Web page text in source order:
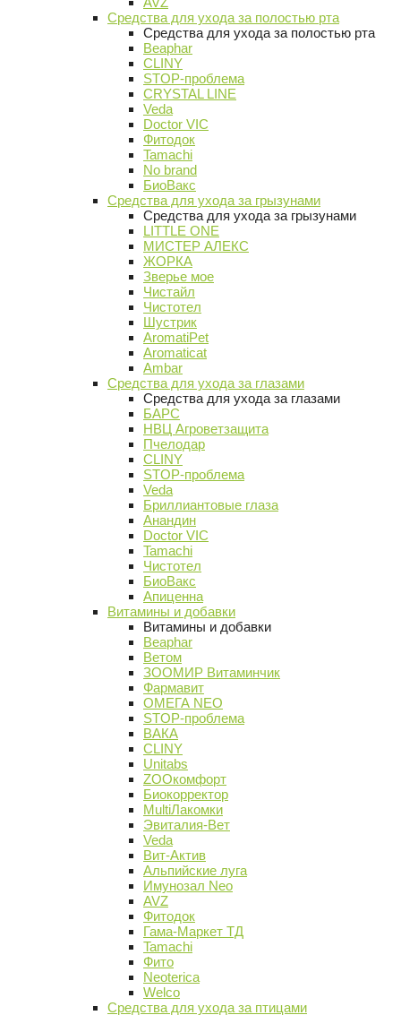
Средства для ухода за полостью рта
Средства для ухода за полостью рта
Beaphar
CLINY
STOP-проблема
CRYSTAL LINE
Veda
Doctor VIC
Фитодок
Tamachi
No brand
БиоВакс
Средства для ухода за грызунами
Средства для ухода за грызунами
LITTLE ONE
МИСТЕР АЛЕКС
ЖОРКА
Зверье мое
Чистайл
Чистотел
Шустрик
AromatiPet
Aromaticat
Ambar
Средства для ухода за глазами
Средства для ухода за глазами
БАРС
НВЦ Агроветзащита
Пчелодар
CLINY
STOP-проблема
Veda
Бриллиантовые глаза
Анандин
Doctor VIC
Tamachi
Чистотел
БиоВакс
Апиценна
Витамины и добавки
Витамины и добавки
Beaphar
Ветом
ЗООМИР Витаминчик
Фармавит
ОМЕГА NEO
STOP-проблема
ВАКА
CLINY
Unitabs
ZOOкомфорт
Биокорректор
MultiЛакомки
Эвиталия-Вет
Veda
Вит-Актив
Альпийские луга
Имунозал Neo
AVZ
Фитодок
Гама-Маркет ТД
Tamachi
Фито
Neoterica
Welco
Средства для ухода за птицами